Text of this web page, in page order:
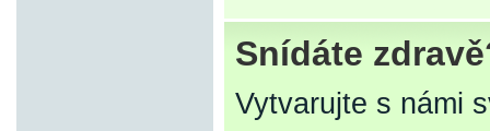
Snídáte
Vytvarujte s námi